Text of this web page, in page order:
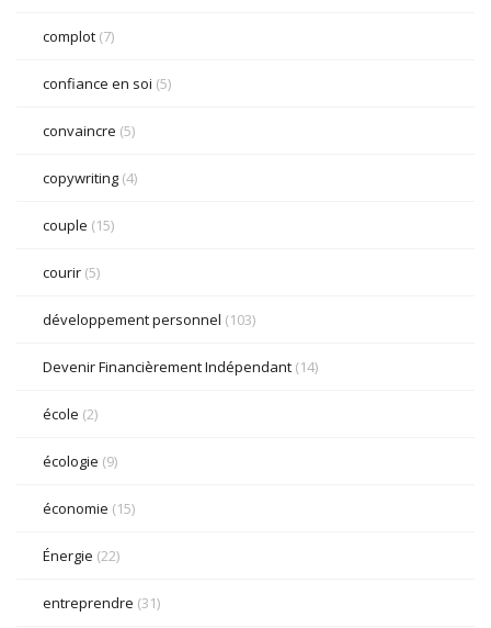
complot (7)
confiance en soi (5)
convaincre (5)
copywriting (4)
couple (15)
courir (5)
développement personnel (103)
Devenir Financièrement Indépendant (14)
école (2)
écologie (9)
économie (15)
Énergie (22)
entreprendre (31)